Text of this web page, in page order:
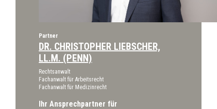
Partner
DR. CHRISTOPHER LIEBSCHER,
LL.M. (PENN)
Rechtsanwalt
Fachanwalt für Arbeitsrecht
Fachanwalt für Medizinrecht
Ihr Ansprechpartner für